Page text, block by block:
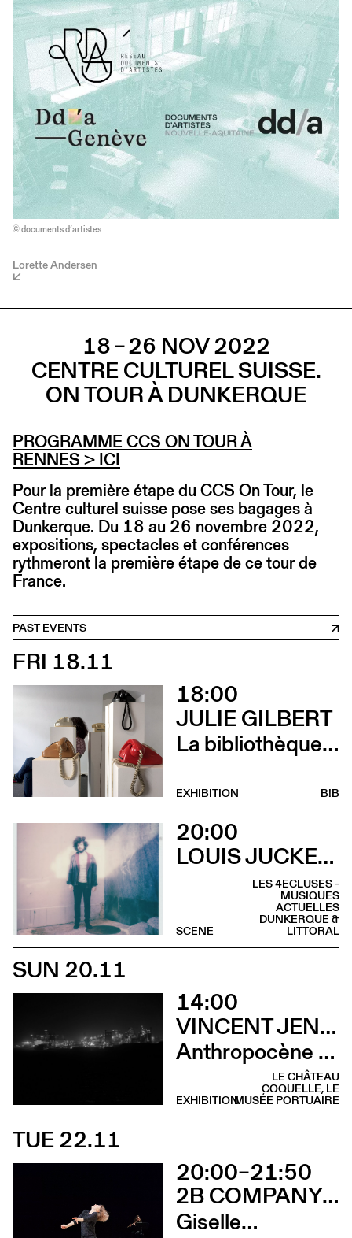
© documents d’artistes
Lorette Andersen
18 – 26 NOV 2022
CENTRE CULTUREL SUISSE.
ON TOUR À DUNKERQUE
PROGRAMME CCS ON TOUR À
RENNES > ICI
Pour la première étape du CCS On Tour, le
Centre culturel suisse pose ses bagages à
Dunkerque. Du 18 au 26 novembre 2022,
expositions, spectacles et conférences
rythmeront la première étape de ce tour de
France.
PAST EVENTS
FRI 18.11
18:00
JULIE GILBERT
La bibliothèque sonore des femmes (Vernissage)
B!B
EXHIBITION
20:00
LOUIS JUCKER & ELIE ZOÉ
LES 4ECLUSES -
MUSIQUES
ACTUELLES
DUNKERQUE &
LITTORAL
SCENE
SUN 20.11
14:00
VINCENT JENDLY
Anthropocène (Visite guidée)
LE CHÂTEAU
COQUELLE, LE
MUSÉE PORTUAIRE
EXHIBITION
TUE 22.11
20:00–21:50
2B COMPANY - FRANÇOIS GREMAUD
Giselle…